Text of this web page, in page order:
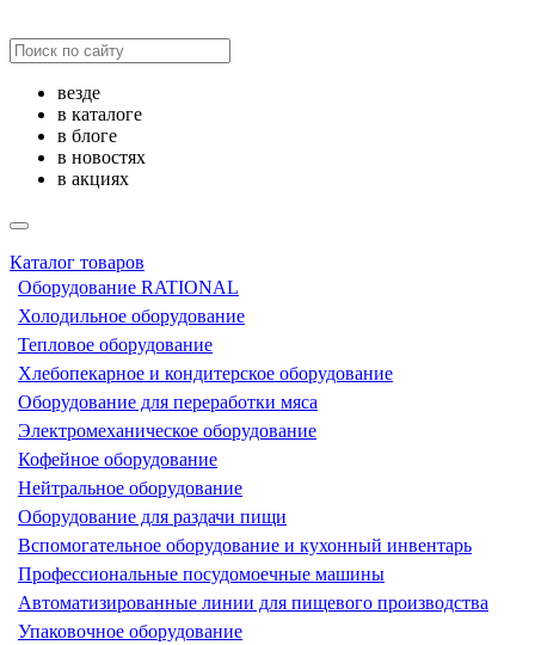
везде
в каталоге
в блоге
в новостях
в акциях
Каталог товаров
Оборудование RATIONAL
Холодильное оборудование
Тепловое оборудование
Хлебопекарное и кондитерское оборудование
Оборудование для переработки мяса
Электромеханическое оборудование
Кофейное оборудование
Нейтральное оборудование
Оборудование для раздачи пищи
Вспомогательное оборудование и кухонный инвентарь
Профессиональные посудомоечные машины
Автоматизированные линии для пищевого производства
Упаковочное оборудование